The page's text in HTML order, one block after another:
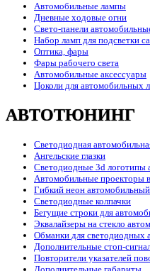
Автомобильные лампы
Дневные ходовые огни
Свето-панели
Набор ламп для подсветки
Оптика, фары
Фары рабочего света
Автомобильные аксессуары
Цоколи для автомобильных
АВТОТЮНИНГ
Светодиодная
Ангельские глазки
Светодиодные 3d логотипы
Автомобильные проекторы
Гибкий неон автомобильный
Светодиодные колпачки
Бегущие строки для
Эквалайзеры на стекло
Обманки для светодиодных
Дополнительные стоп-
Повторители указателей